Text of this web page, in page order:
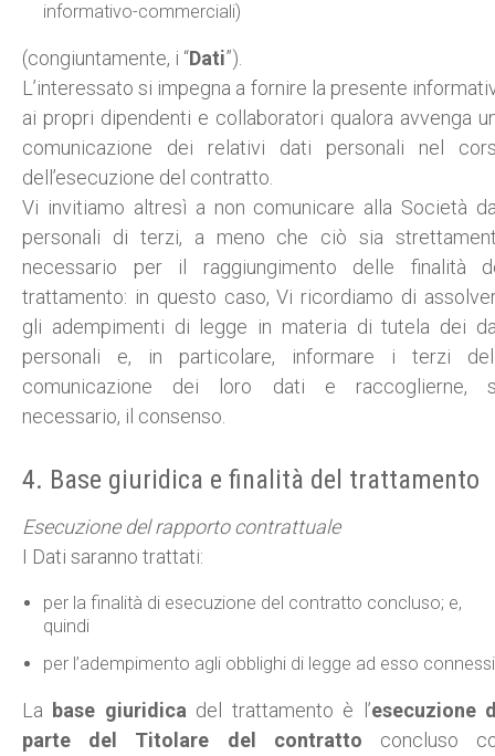
informativo-commerciali)
(congiuntamente, i “Dati”).
L’interessato si impegna a fornire la presente
ai propri dipendenti e collaboratori qualora avvenga
comunicazione dei relativi dati personali nel
dell’esecuzione del contratto.
Vi invitiamo altresì a non comunicare alla Società
personali di terzi, a meno che ciò sia
necessario per il raggiungimento delle finalità
trattamento: in questo caso, Vi ricordiamo di
gli adempimenti di legge in materia di tutela dei
personali e, in particolare, informare i terzi
comunicazione dei loro dati e raccoglierne,
necessario, il consenso.
4. Base giuridica e finalità del trattamento
Esecuzione del rapporto contrattuale
I Dati saranno trattati:
per la finalità di esecuzione del contratto concluso; e,
quindi
per l’adempimento agli obblighi di legge ad esso
La base giuridica del trattamento è l’esecuzione
parte del Titolare del contratto concluso